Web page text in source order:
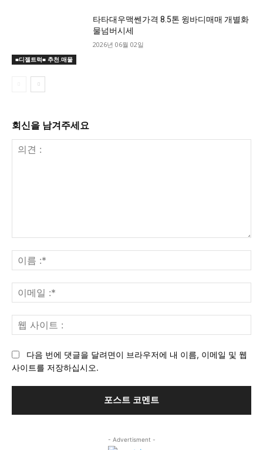
■디젤트럭■ 추천.매물
타타대우맥쎈가격 8.5톤 윙바디매매 개별화
물넘버시세
2026년 06월 02일
회신을 남겨주세요
견
:
름
:*
메
일
사
다음 번에 댓글을 달려면이 브라우저에 내 이름, 이메일 및 웹
사이트를 저장하십시오.
- Advertisment -